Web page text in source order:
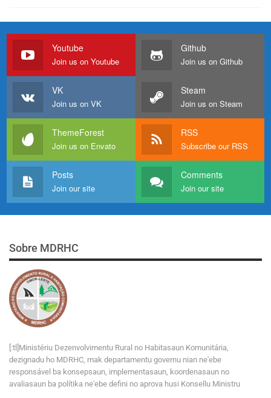
Youtube
Join us on Youtube
Github
Join us on Github
VK
Join us on VK
Steam
Join us on Steam
ThemeForest
Join us on Envato
RSS
Subscribe our RSS
Posts
Join our site
Comments
Join our site
Sobre MDRHC
[:tl]Ministériu Dezenvolvimentu Rural no Habitasaun Komunitária,
dezignadu ho MDRHC, mak departamentu governu nian ne'ebe
responsável ba konsepsaun, implementasaun, koordenasaun no
avaliasaun ba polítika ne'ebe defini no aprova husi Konsellu Ministru